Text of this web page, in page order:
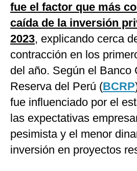
fue el factor que más
caída de la inversión
2023, explicando cerca
contracción en los
del año. Según el Banco
Reserva del Perú (BCRP
fue influenciado por el
las expectativas
pesimista y el menor
inversión en proyectos